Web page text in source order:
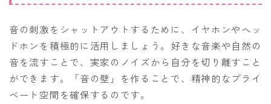
音の刺激をシャットアウトするために、イヤホンやヘッ
ドホンを積極的に活用しましょう。好きな音楽や自然の
音を流すことで、実家のノイズから自分を切り離すこと
ができます。「音の壁」を作ることで、精神的なプライ
ベート空間を確保するのです。